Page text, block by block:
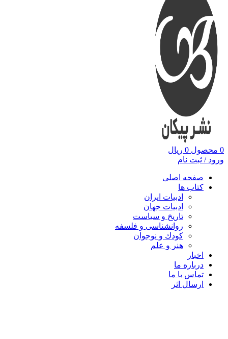
0 محصول 0 ریال
ورود / ثبت نام
صفحه اصلی
کتاب ها
ادبیات ایران
ادبیات جهان
تاریخ و سیاست
روانشناسی و فلسفه
کودك و نوجوان
هنر و علم
اخبار
درباره ما
تماس با ما
ارسال اثر